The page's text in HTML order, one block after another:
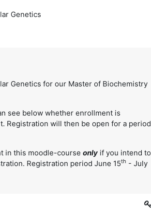
Genetics
Genetics for our Master of Biochemistry
see below whether enrollment is
Registration will then be open for a period
in this moodle-courseonly if you intend to
Registration period June 15th - July